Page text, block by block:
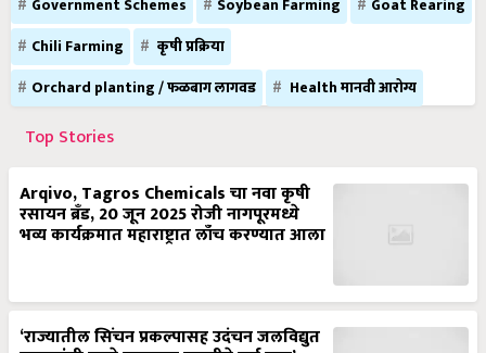
Government Schemes Soybean Farming
Goat Rearing
Chili Farming
कृषी प्रक्रिया
Orchard planting / फळबाग लागवड
Health मानवी आरोग्य
Top Stories
Arqivo, Tagros Chemicals चा नवा कृषी
रसायन ब्रँड, 20 जून 2025 रोजी नागपूरमध्ये
भव्य कार्यक्रमात महाराष्ट्रात लाँच करण्यात आला
‘राज्यातील सिंचन प्रकल्पासह उदंचन जलविद्युत